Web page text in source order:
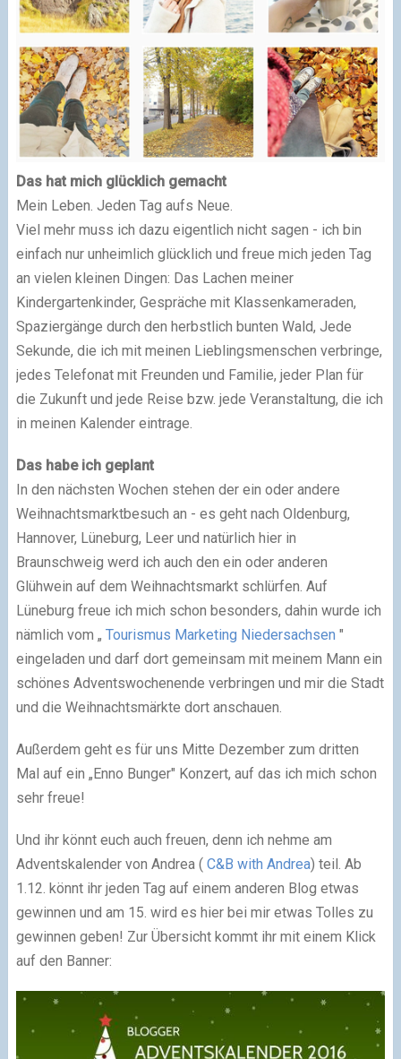
Das hat mich glücklich gemacht
Mein Leben. Jeden Tag aufs Neue.
Viel mehr muss ich dazu eigentlich nicht sagen - ich bin
einfach nur unheimlich glücklich und freue mich jeden Tag
an vielen kleinen Dingen: Das Lachen meiner
Kindergartenkinder, Gespräche mit Klassenkameraden,
Spaziergänge durch den herbstlich bunten Wald, Jede
Sekunde, die ich mit meinen Lieblingsmenschen verbringe,
jedes Telefonat mit Freunden und Familie, jeder Plan für
die Zukunft und jede Reise bzw. jede Veranstaltung, die ich
in meinen Kalender eintrage.
Das habe ich geplant
In den nächsten Wochen stehen der ein oder andere
Weihnachtsmarktbesuch an - es geht nach Oldenburg,
Hannover, Lüneburg, Leer und natürlich hier in
Braunschweig werd ich auch den ein oder anderen
Glühwein auf dem Weihnachtsmarkt schlürfen. Auf
Lüneburg freue ich mich schon besonders, dahin wurde ich
nämlich vom „ Tourismus Marketing Niedersachsen "
eingeladen und darf dort gemeinsam mit meinem Mann ein
schönes Adventswochenende verbringen und mir die Stadt
und die Weihnachtsmärkte dort anschauen.
Außerdem geht es für uns Mitte Dezember zum dritten
Mal auf ein „Enno Bunger" Konzert, auf das ich mich schon
sehr freue!
Und ihr könnt euch auch freuen, denn ich nehme am
Adventskalender von Andrea ( C&B with Andrea) teil. Ab
1.12. könnt ihr jeden Tag auf einem anderen Blog etwas
gewinnen und am 15. wird es hier bei mir etwas Tolles zu
gewinnen geben! Zur Übersicht kommt ihr mit einem Klick
auf den Banner: